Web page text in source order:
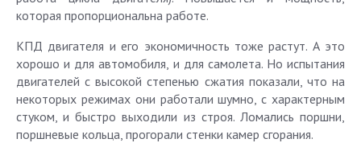
которая пропорциональна работе.
КПД двигателя и его экономичность тоже растут. А это
хорошо и для автомобиля, и для самолета. Но испытания
двигателей с высокой степенью сжатия показали, что на
некоторых режимах они работали шумно, с характерным
стуком, и быстро выходили из строя. Ломались поршни,
поршневые кольца, прогорали стенки камер сгорания.